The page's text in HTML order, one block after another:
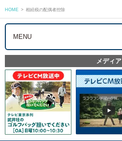
HOME > 相続税の配偶者控除
MENU
メディア